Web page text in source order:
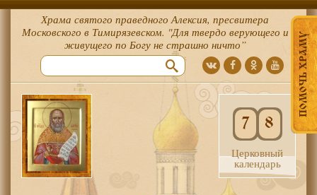
ПОМОЧЬ ХРАМУ
Храма святого праведного Алексия, пресвитера
Московского в Тимирязевском. "Для твердо верующего и
живущего по Богу не страшно ничто”
7 8
Церковный
календарь